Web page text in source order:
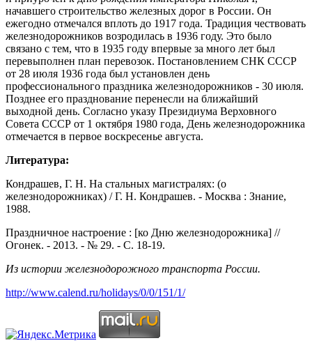
начавшего строительство железных дорог в России. Он
ежегодно отмечался вплоть до 1917 года. Традиция чествовать
железнодорожников возродилась в 1936 году. Это было
связано с тем, что в 1935 году впервые за много лет был
перевыполнен план перевозок. Постановлением СНК СССР
от 28 июля 1936 года был установлен день
профессионального праздника железнодорожников - 30 июля.
Позднее его празднование перенесли на ближайший
выходной день. Согласно указу Президиума Верховного
Совета СССР от 1 октября 1980 года, День железнодорожника
отмечается в первое воскресенье августа.
Литература:
Кондрашев, Г. Н. На стальных магистралях: (о
железнодорожниках) / Г. Н. Кондрашев. - Москва : Знание,
1988.
Праздничное настроение : [ко Дню железнодорожника] //
Огонек. - 2013. - № 29. - С. 18-19.
Из истории железнодорожного транспорта России.
http://www.calend.ru/holidays/0/0/151/1/